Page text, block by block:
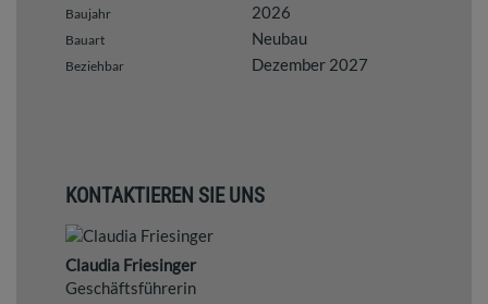
Baujahr 2026
Bauart Neubau
Beziehbar Dezember 2027
KONTAKTIEREN SIE UNS
Claudia Friesinger
Geschäftsführerin